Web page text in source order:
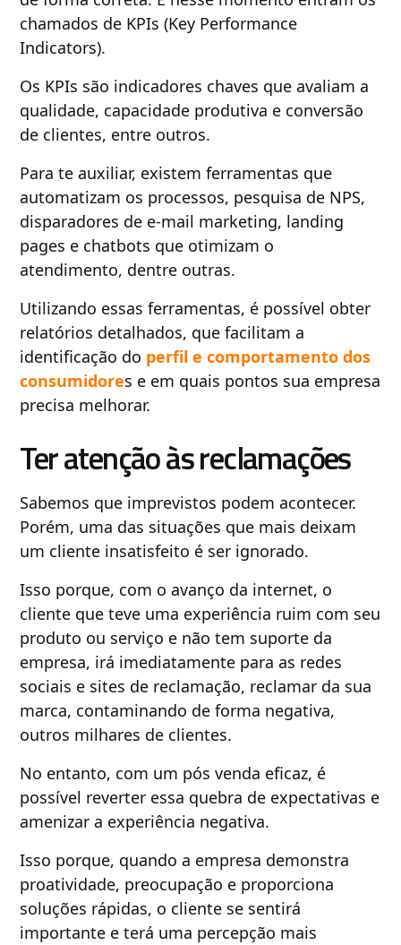
chamados de KPIs (Key Performance
Indicators).
Os KPIs são indicadores chaves que avaliam a
qualidade, capacidade produtiva e conversão
de clientes, entre outros.
Para te auxiliar, existem ferramentas que
automatizam os processos, pesquisa de NPS,
disparadores de e-mail marketing, landing
pages e chatbots que otimizam o
atendimento, dentre outras.
Utilizando essas ferramentas, é possível obter
relatórios detalhados, que facilitam a
identificação do perfil e comportamento dos
consumidores e em quais pontos sua empresa
precisa melhorar.
Ter atenção às reclamações
Sabemos que imprevistos podem acontecer.
Porém, uma das situações que mais deixam
um cliente insatisfeito é ser ignorado.
Isso porque, com o avanço da internet, o
cliente que teve uma experiência ruim com seu
produto ou serviço e não tem suporte da
empresa, irá imediatamente para as redes
sociais e sites de reclamação, reclamar da sua
marca, contaminando de forma negativa,
outros milhares de clientes.
No entanto, com um pós venda eficaz, é
possível reverter essa quebra de expectativas e
amenizar a experiência negativa.
Isso porque, quando a empresa demonstra
proatividade, preocupação e proporciona
soluções rápidas, o cliente se sentirá
importante e terá uma percepção mais